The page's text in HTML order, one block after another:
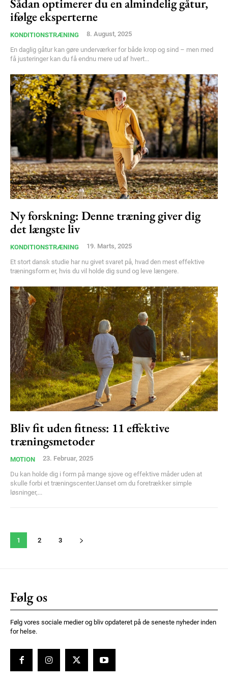
Member full access
100DKK / year
Etiam est nibh, lobortis sit
Praesent euismod ac
Ut mollis pellentesque tortor
Nullam eu erat condimentum
Donec quis est ac felis
Orci varius natoque dolor
YEARLY PRICING MONTHLY PRICING
Sådan optimerer du en almindelig gåtur,
ifølge eksperterne
KONDITIONSTRÆNING 8. August, 2025
En daglig gåtur kan gøre underværker for både krop og sind – men med
få justeringer kan du få endnu mere ud af hvert...
Ny forskning: Denne træning giver dig
det længste liv
KONDITIONSTRÆNING 19. Marts, 2025
Et stort dansk studie har nu givet svaret på, hvad den mest effektive
træningsform er, hvis du vil holde dig sund og leve længere.
Bliv fit uden fitness: 11 effektive
træningsmetoder
MOTION 23. Februar, 2025
Du kan holde dig i form på mange sjove og effektive måder uden at
skulle forbi et træningscenter.Uanset om du foretrækker simple
løsninger,...
1 2 3
Følg os
Følg vores sociale medier og bliv opdateret på de seneste nyheder inden
for helse.